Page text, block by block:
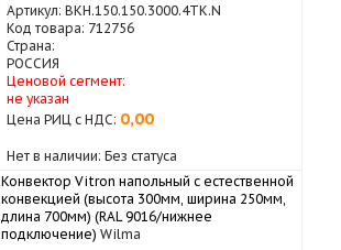
Артикул: ВКН.150.150.3000.4ТК.N
Код товара: 712756
Страна:
РОССИЯ
Ценовой сегмент:
не указан
Цена РИЦ с НДС: 0,00
Нет в наличии: Без статуса
Конвектор Vitron напольный с естественной
конвекцией (высота 300мм, ширина 250мм,
длина 700мм) (RAL 9016/нижнее
подключение) Wilma